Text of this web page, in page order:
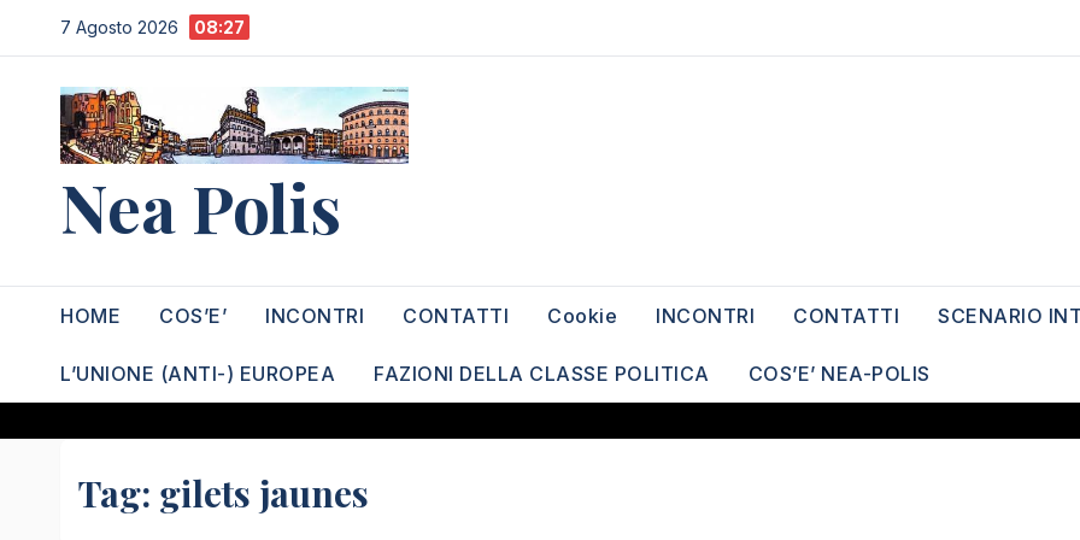
al
contenuto
7 Agosto 2026 08:27
Nea Polis
HOME COS’E’ INCONTRI CONTATTI Cookie INCONTRI CONTATTI SCENARIO
L’UNIONE (ANTI-) EUROPEA FAZIONI DELLA CLASSE POLITICA COS’E’ NEA-POLIS
Tag: gilets jaunes